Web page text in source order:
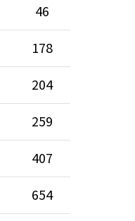
46
178
204
259
407
654